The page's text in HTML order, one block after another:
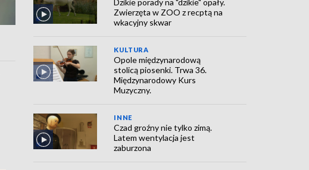
Zwierzęta w ZOO z recptą na
wkacyjny skwar
KULTURA
Opole międzynarodową
stolicą piosenki. Trwa 36.
Międzynarodowy Kurs
Muzyczny.
INNE
Czad groźny nie tylko zimą.
Latem wentylacja jest
zaburzona